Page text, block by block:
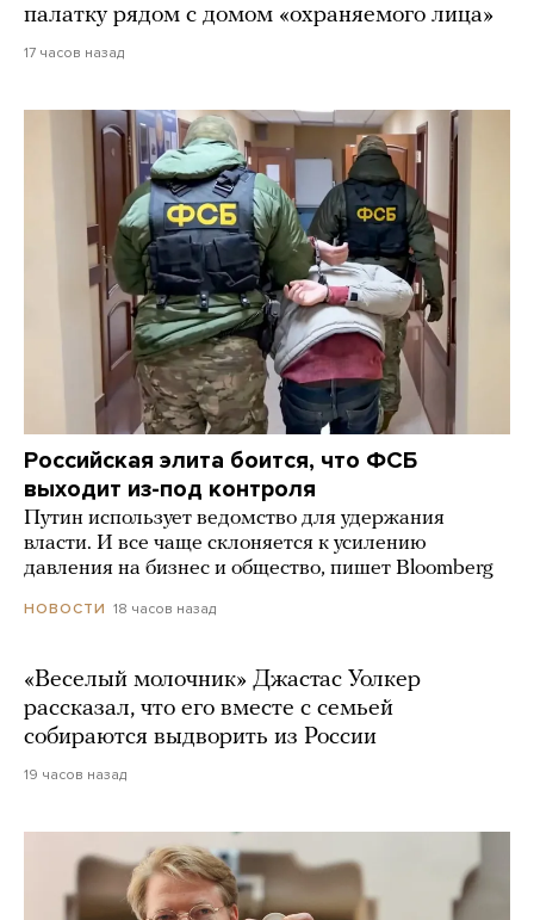
палатку рядом с домом «охраняемого лица»
17 часов назад
Российская элита боится, что ФСБ
выходит из-под контроля
Путин использует ведомство для удержания
власти. И все чаще склоняется к усилению
давления на бизнес и общество, пишет Bloomberg
НОВОСТИ 18 часов назад
«Веселый молочник» Джастас Уолкер
рассказал, что его вместе с семьей
собираются выдворить из России
19 часов назад